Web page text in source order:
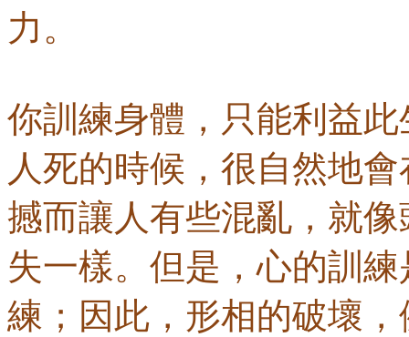
力。
你訓練身體，只能利益
人死的時候，很自然地
撼而讓人有些混亂，就
失一樣。但是，心的訓
練；因此，形相的破壞